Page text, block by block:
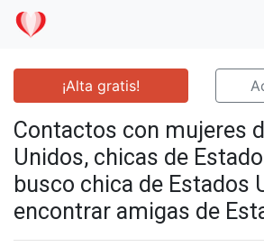
¡Alta gratis!
Contactos con mujeres
Unidos, chicas de
busco chica de Estados
encontrar amigas de